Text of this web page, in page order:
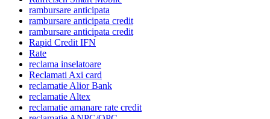
rambursare anticipata
rambursare anticipata credit
rambursare anticipata credit
Rapid Credit IFN
Rate
reclama inselatoare
Reclamati Axi card
reclamatie Alior Bank
reclamatie Altex
reclamatie amanare rate credit